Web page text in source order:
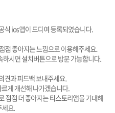
식 ios앱이 드디여 등록되였습니다.
점 좋아지는 느낌으로 이용해주세요.
시면 설치버튼으로 방문 가능합니다.
견과 피드백 보내주세요.
게 개선해 나가겠습니다.
점점 더 좋아지는 티스토리앱을 기대해
세요.